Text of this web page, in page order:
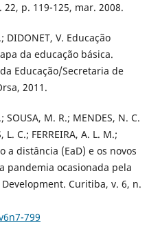
p. 119-125, mar. 2008.
DIDONET, V. Educação
da educação básica.
Educação/Secretaria de
2011.
SOUSA, M. R.; MENDES, N. C.
C.; FERREIRA, A. L. M.;
a distância (EaD) e os novos
pandemia ocasionada pela
Curitiba, v. 6, n.
799